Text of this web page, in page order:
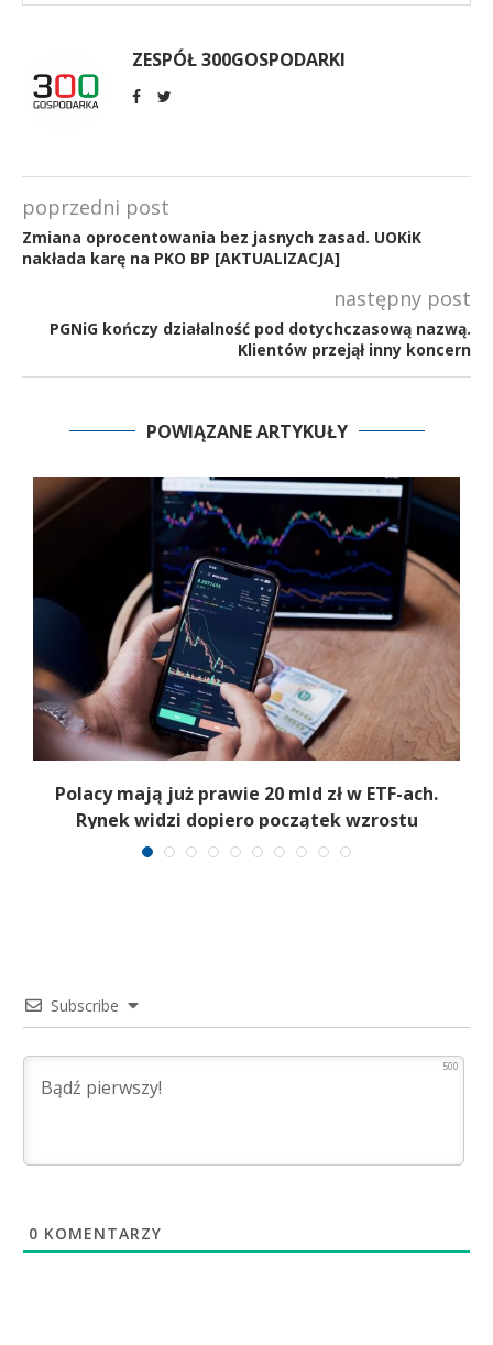
ZESPÓŁ 300GOSPODARKI
poprzedni post
Zmiana oprocentowania bez jasnych zasad. UOKiK
nakłada karę na PKO BP [AKTUALIZACJA]
następny post
PGNiG kończy działalność pod dotychczasową nazwą.
Klientów przejął inny koncern
POWIĄZANE ARTYKUŁY
Polacy mają już prawie 20 mld zł w ETF-ach.
Rynek widzi dopiero początek wzrostu
Subscribe
500
0 KOMENTARZY